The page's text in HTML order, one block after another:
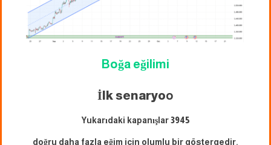
Boğa eğilimi
İlk senaryoo
Yukarıdaki kapanışlar3945
doğru daha fazla eğim için olumlu bir göstergedir.